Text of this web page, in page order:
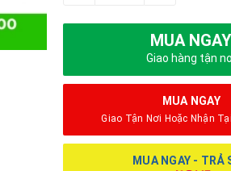
MUA NGAY
Giao hàng tận
MUA NGAY
Giao Tận Nơi Hoặc Nhận
MUA NGAY - TRẢ